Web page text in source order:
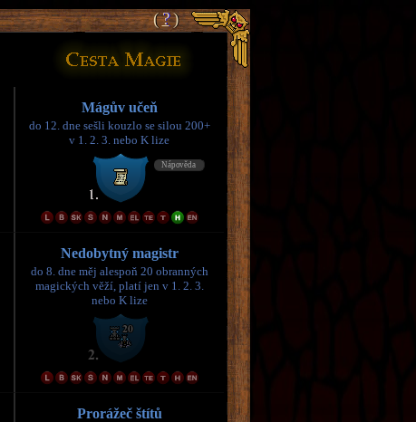
(?)
(?)
Mágův učeň
do 12. dne sešli kouzlo se silou 200+
v 1. 2. 3. nebo K lize
Nedobytný magistr
do 8. dne měj alespoň 20 obranných
magických věží, platí jen v 1. 2. 3.
nebo K lize
Prorážeč štítů